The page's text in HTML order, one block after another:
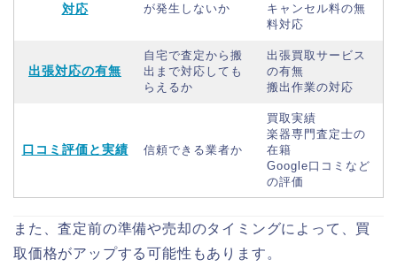
対応
が発生しないか
キャンセル料の無
料対応
出張対応の有無
自宅で査定から搬
出まで対応しても
らえるか
出張買取サービス
の有無
搬出作業の対応
口コミ評価と実績 信頼できる業者か
買取実績
楽器専門査定士の
在籍
Google口コミなど
の評価
また、査定前の準備や売却のタイミングによって、買
取価格がアップする可能性もあります。